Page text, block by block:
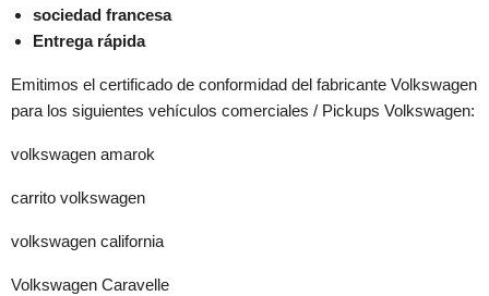
sociedad francesa
Entrega rápida
Emitimos el certificado de conformidad del fabricante Volkswagen
para los siguientes vehículos comerciales / Pickups Volkswagen:
volkswagen amarok
carrito volkswagen
volkswagen california
Volkswagen Caravelle